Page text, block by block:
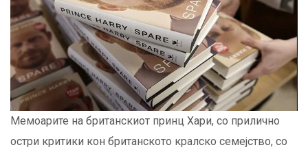
Мемоарите на британскиот принц Хари, со прилично
остри критики кон британското кралско семејство, со